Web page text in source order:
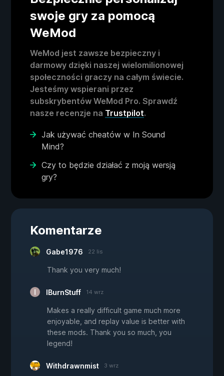
swoje gry za pomocą
WeMod
WeMod jest zawsze bezpieczny i
darmowy dzięki naszej wielomilionowej
społeczności graczy na całym świecie.
Jesteśmy wspierani przez
subskrybentów WeMod Pro. Sprawdź
nasze recenzje na Trustpilot.
Jak używać cheatów w In Sound
Mind?
Czy to będzie działać z moją wersją
gry?
Komentarze
Gabe1976 22 lis
Thank you very much!
IBurnStuff 14 wrz
Makes a really difficult game much more
enjoyable, and replay value is better with
these mods. Thank you so much, you
legend!
Withdrawnmist 3 wrz